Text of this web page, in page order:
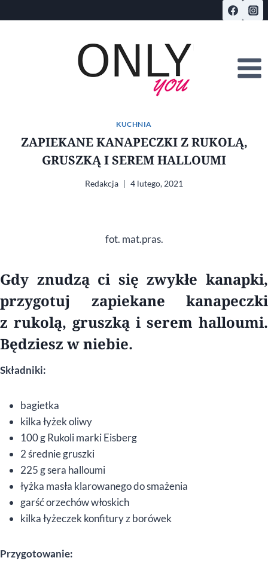
do
KUCHNIA
ZAPIEKANE KANAPECZKI Z RUKOLĄ,
GRUSZKĄ I SEREM HALLOUMI
Redakcja 4 lutego, 2021
fot. mat.pras.
Gdy znudzą ci się zwykłe kanapki,
przygotuj zapiekane kanapeczki
z rukolą, gruszką i serem halloumi.
Będziesz w niebie.
Składniki:
bagietka
kilka łyżek oliwy
100 g Rukoli marki Eisberg
2 średnie gruszki
225 g sera halloumi
łyżka masła klarowanego do smażenia
garść orzechów włoskich
kilka łyżeczek konfitury z borówek
Przygotowanie: